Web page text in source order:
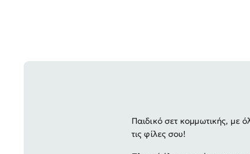
Παιδικό σετ κομμωτικής, με
τις φίλες σου!